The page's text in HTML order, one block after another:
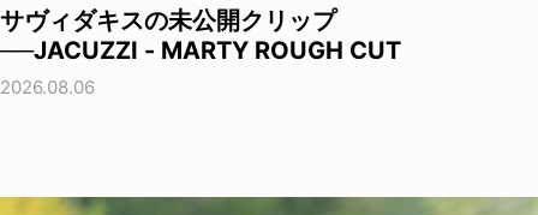
サヴィダキスの未公開クリップ
──JACUZZI - MARTY ROUGH CUT
2026.08.06